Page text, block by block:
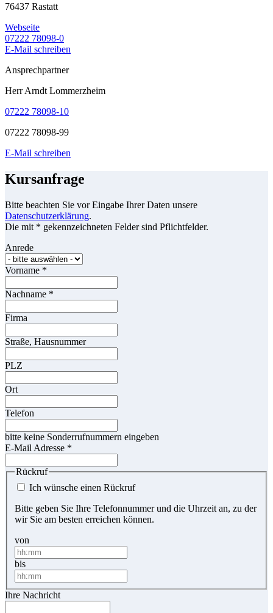
76437 Rastatt
Webseite
07222 78098-0
E-Mail schreiben
Ansprechpartner
Herr Arndt Lommerzheim
07222 78098-10
07222 78098-99
E-Mail schreiben
Kursanfrage
Bitte beachten Sie vor Eingabe Ihrer Daten unsere
Datenschutzerklärung.
Die mit * gekennzeichneten Felder sind Pflichtfelder.
Anrede
Vorname *
Nachname *
Firma
Straße, Hausnummer
PLZ
Ort
Telefon
bitte keine Sonderrufnummern eingeben
E-Mail Adresse *
Rückruf
Ich wünsche einen Rückruf
Bitte geben Sie Ihre Telefonnummer und die Uhrzeit an, zu der
wir Sie am besten erreichen können.
von
bis
Ihre Nachricht